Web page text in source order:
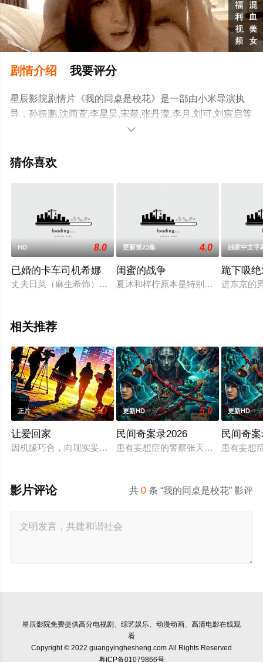
剧情介绍 我要评分
星辰影院剧情片《我的同桌是校花》是一部由小米导演执
导，孙振鹏,沈雨萱,李星昊,宋燚,张丹濛,李月,刘可,刘宸启等
演员精彩演绎的大陆电影，手机免费观看高清无删减完整
电影、电视猫或剧情网等平台了解。

猜你喜欢
HD 8.0
已婚的卡车司机希娜
丈夫日菜（麻生希饰）和丈夫真司（佐藤佳弘饰）因无钱赔偿
更新第23集 4.0
闺蜜的战争
夏沐和梓柠原本是特别要好的闺蜜
独家中文字
跪下吸
进东京的
相关推荐
正片 5.0
让爱回家
因机缘巧合，向现实妥协的导演朱达仁萌生拍一部《河南人在
更新HD 5.0
民间奇案录2026
患有妄想症的警察张天盛遇上一起离
更新HD
民间奇
患有妄想
共0 条 “我的同桌是校花” 影评
影片评论
星辰影院免费提供高分电视剧、综艺娱乐、动漫动画、高清电影在线观
看
Copyright © 2022 guangyinghesheng.com All Rights Reserved
粤ICP备01079866号